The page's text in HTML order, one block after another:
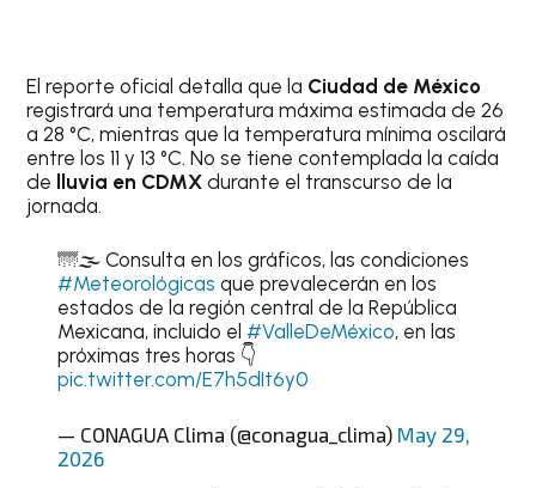
El reporte oficial detalla que la Ciudad de México
registrará una temperatura máxima estimada de 26
a 28 °C, mientras que la temperatura mínima oscilará
entre los 11 y 13 °C. No se tiene contemplada la caída
de lluvia en CDMX durante el transcurso de la
jornada.
🌁🌫️ Consulta en los gráficos, las condiciones
#Meteorológicas que prevalecerán en los
estados de la región central de la República
Mexicana, incluido el #ValleDeMéxico, en las
próximas tres horas 👇
pic.twitter.com/E7h5dIt6y0
— CONAGUA Clima (@conagua_clima) May 29,
2026